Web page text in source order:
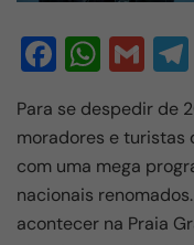
F
c
e
b
o
W
at
s
A
p
G
m
ail
Para se despedir de
moradores e turistas
com uma mega
nacionais
acontecer na Praia